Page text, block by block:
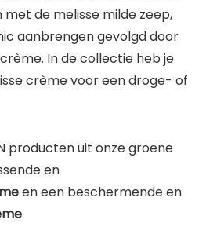
met de melisse milde zeep,
aanbrengen gevolgd door
In de collectie heb je
crème voor een droge- of
huid.
producten uit onze groene
en
en een beschermende en
.